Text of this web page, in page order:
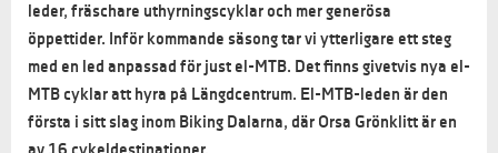
leder, fräschare uthyrningscyklar och mer generösa
öppettider. Inför kommande säsong tar vi ytterligare ett steg
med en led anpassad för just el-MTB. Det finns givetvis nya el-
MTB cyklar att hyra på Längdcentrum. El-MTB-leden är den
första i sitt slag inom Biking Dalarna, där Orsa Grönklitt är en